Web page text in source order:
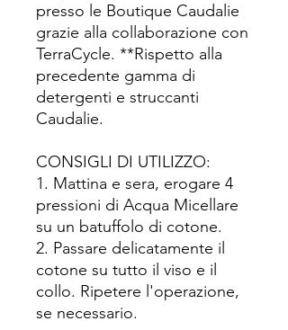
presso le Boutique Caudalie
grazie alla collaborazione con
TerraCycle. **Rispetto alla
precedente gamma di
detergenti e struccanti
Caudalie.
CONSIGLI DI UTILIZZO:
1. Mattina e sera, erogare 4
pressioni di Acqua Micellare
su un batuffolo di cotone.
2. Passare delicatamente il
cotone su tutto il viso e il
collo. Ripetere l'operazione,
se necessario.